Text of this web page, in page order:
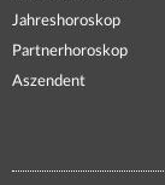
Jahreshoroskop
Partnerhoroskop
Aszendent